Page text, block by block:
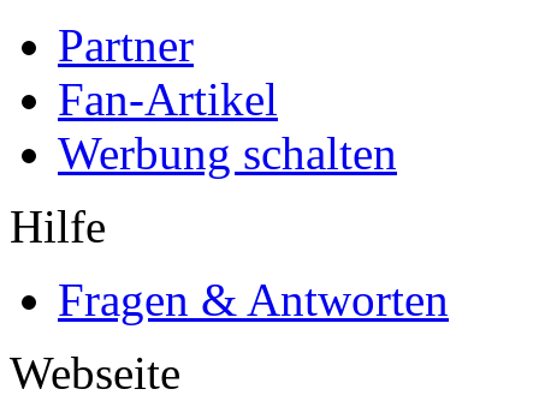
Partner
Fan-Artikel
Werbung schalten
Hilfe
Fragen & Antworten
Webseite